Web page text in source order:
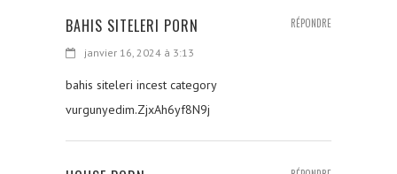
BAHIS SITELERI PORN
janvier 16, 2024 à 3:13
bahis siteleri incest category
vurgunyedim.ZjxAh6yf8N9j
RÉPONDRE